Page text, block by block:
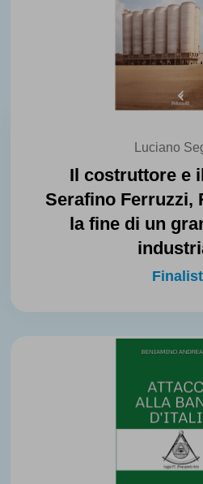
Luciano
Il costruttore e
Serafino Ferruzzi,
la fine di un